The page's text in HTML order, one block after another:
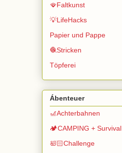
🪭Faltkunst
💡LifeHacks
Papier und Pappe
🧶Stricken
Töpferei
Ábenteuer
🎢Achterbahnen
🏕️CAMPING + Survival
🛀🏻Challenge